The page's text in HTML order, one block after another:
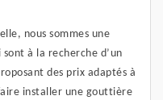
nous sommes une
à la recherche d’un
des prix adaptés à
installer une gouttière